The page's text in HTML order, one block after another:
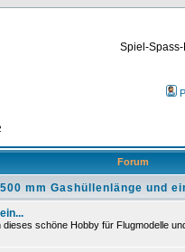
Spiel-
Forum
mm Gashüllenlänge und
dieses schöne Hobby für Flugmodelle